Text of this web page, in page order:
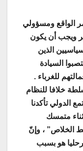
الواقع ومسؤولي
ويجب أن يكون
الذين
السيادة
للغرباء .
خلافا للنظام
الدولي تأكدنا
متمسك
الخلاص” ، وإنّ
هو بسبب